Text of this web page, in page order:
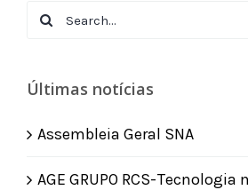
Search
Últimas notícias
Assembleia Geral SNA
AGE GRUPO RCS-